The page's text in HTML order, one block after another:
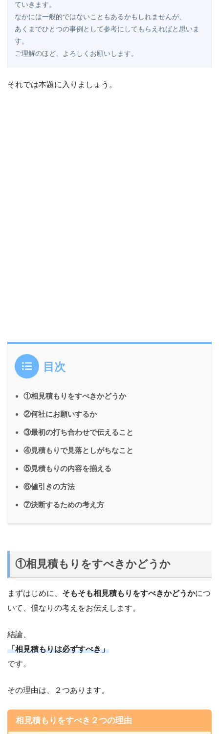
ていきます。
なかには一般的ではないこともあるかもしれませんが、
あくまでひとつの事例として参考にしてもらえればと思いま
す。
ご理解のほど、よろしくお願いします。
それでは本題に入りましょう。
目次
①相見積もりをすべきかどうか
②何社にお願いするか
③最初の打ち合わせで伝えること
④見積もりで見落としがちなこと
⑤見積もりの内容を揃える
⑥値引きの方法
⑦決断するための考え方
①相見積もりをすべきかどうか
まずはじめに、 そもそも相見積もりをすべきかどうかにつ
いて、僕なりの考えをお伝えします。
結論、
「相見積もりは必ずすべき」
です。
その理由は、２つあります。
相見積もりをすべき２つの理由